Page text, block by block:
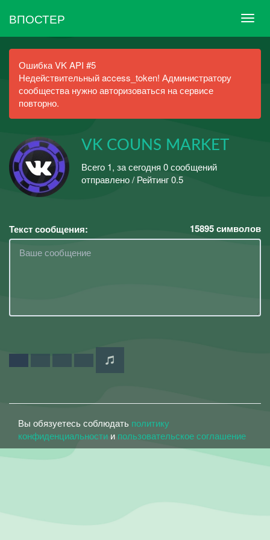
ВПОСТЕР
Ошибка VK API #5
Недействительный access_token! Администратору
сообщества нужно авторизоваться на сервисе
повторно.
VK COUNS MARKET
Всего 1, за сегодня 0 сообщений
отправлено / Рейтинг 0.5
Текст сообщения: 15895символов
Вы обязуетесь соблюдать политику
конфиденциальности и пользовательское соглашение